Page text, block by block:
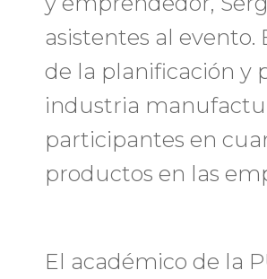
asistentes al
de la planificación y
industria
participantes en
productos en las
El académico de la